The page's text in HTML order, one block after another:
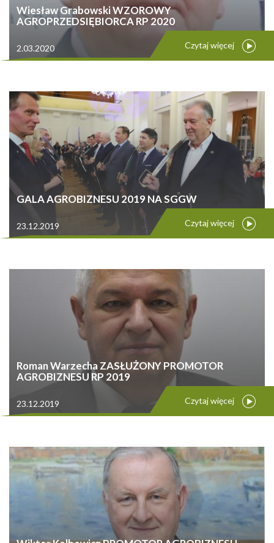
Wiesław Grabowski WZOROWY
AGROPRZEDSIĘBIORCA RP 2020
2.03.2020 Czytaj więcej
GALA AGROBIZNESU 2019 NA SGGW
23.12.2019 Czytaj więcej
Roman Warzecha ZASŁUŻONY PROMOTOR
AGROBIZNESU RP 2019
23.12.2019 Czytaj więcej